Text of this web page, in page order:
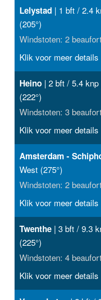
Lelystad | 1 bft / 2.4
(205°)
Windstoten: 2
Klik voor meer details
Heino | 2 bft / 5.4
(222°)
Windstoten: 3
Klik voor meer details
Amsterdam -
West (275°)
Windstoten: 2
Klik voor meer details
Twenthe | 3 bft / 9.3
(225°)
Windstoten: 4
Klik voor meer details